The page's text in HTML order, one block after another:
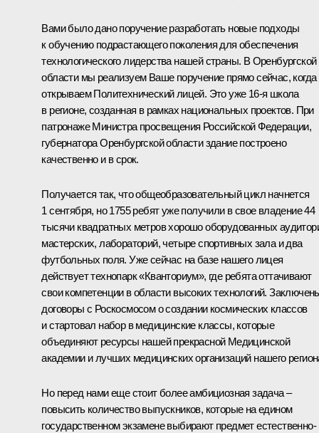
Вами было дано поручение разработать новые подходы
к обучению подрастающего поколения для обеспечения
технологического лидерства нашей страны. В Оренбургской
области мы реализуем Ваше поручение прямо сейчас, когда
открываем Политехнический лицей. Это уже 16-я школа
в регионе, созданная в рамках национальных проектов. При
патронаже Министра просвещения Российской Федерации,
губернатора Оренбургской области здание построено
качественно и в срок.
Получается так, что общеобразовательный цикл начнется
1 сентября, но 1755 ребят уже получили в свое владение 44
тысячи квадратных метров хорошо оборудованных
мастерских, лабораторий, четыре спортивных зала и два
футбольных поля. Уже сейчас на базе нашего лицея
действует технопарк «Кванториум», где ребята оттачивают
свои компетенции в области высоких технологий.
договоры с Роскосмосом о создании космических классов
и стартовал набор в медицинские классы, которые
объединяют ресурсы нашей прекрасной Медицинской
академии и лучших медицинских организаций нашего
Но перед нами еще стоит более амбициозная задача –
повысить количество выпускников, которые на едином
государственном экзамене выбирают предмет естественно-